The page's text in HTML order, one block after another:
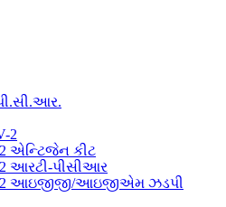
2
2 એન્ટિજેન કીટ
2 આરટી-પીસીઆર
-2 આઇજીજી/આઇજીએમ ઝડપી